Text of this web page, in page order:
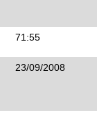
71:55
23/09/2008